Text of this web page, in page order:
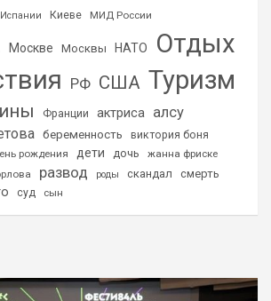
Испании Киеве МИД России
Москве Москвы НАТО
Отдых
РФ США Туризм
Франции актриса алсу
беременность
виктория боня
рождения дети дочь
жанна фриске
развод роды скандал смерть
суд сын